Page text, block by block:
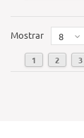
Mostrar 8
1 2 3